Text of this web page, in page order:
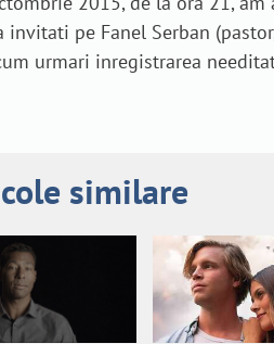
invitati pe Fanel Serban
urmari inregistrarea
similare